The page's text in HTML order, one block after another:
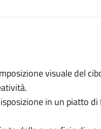
visuale del
in un piatto